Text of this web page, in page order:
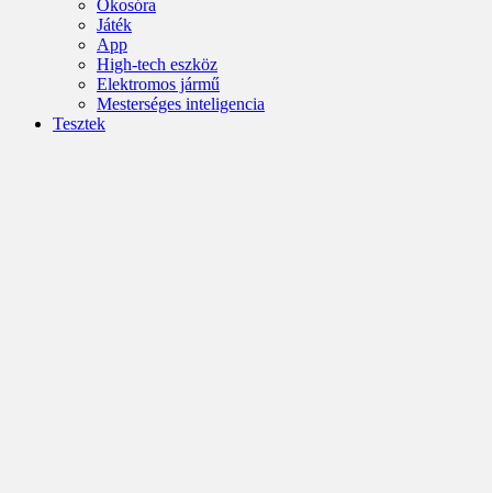
Okosóra
Játék
App
High-tech eszköz
Elektromos jármű
Mesterséges inteligencia
Tesztek